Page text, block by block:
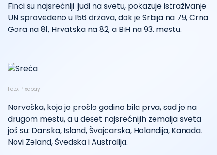
Finci su najsrećniji ljudi na svetu, pokazuje istraživanje
UN sprovedeno u 156 država, dok je Srbija na 79, Crna
Gora na 81, Hrvatska na 82, a BiH na 93. mestu.
Foto: Pixabay
Norveška, koja je prošle godine bila prva, sad je na
drugom mestu, a u deset najsrećnijih zemalja sveta
još su: Danska, Island, Švajcarska, Holandija, Kanada,
Novi Zeland, Švedska i Australija.